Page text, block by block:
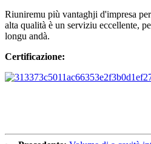
Riuniremu più vantaghji d'impresa
alta qualità è un serviziu eccellente,
longu andà.
Certificazione: